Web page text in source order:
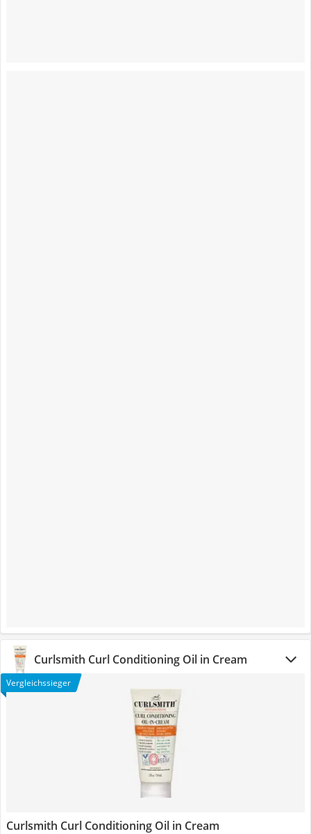
Curlsmith Curl Conditioning Oil in Cream
Vergleichssieger
Curlsmith Curl Conditioning Oil in Cream